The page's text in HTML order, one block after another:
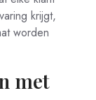
krijgt,
worden
met